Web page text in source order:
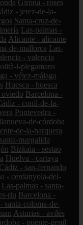
Girona - roses
- jerez-de-la-
Santa-cruz-de-
Las-palmas -
Alicante - alicante
de-mallorca Las-
- valencia
i-plegamans
- vélez-málaga
Huesca - huesca
oviedo Barcelona -
- conil-de-la-
Pontevedra -
de-córdoba
de-la-barquera
margalida
Bizkaia - sestao
Huelva - cartaya
Cádiz - san-fernando
- cerdanyola-del-
Las-palmas - santa-
riu Barcelona -
santa-coloma-de-
Asturias - avilés
- puente-genil